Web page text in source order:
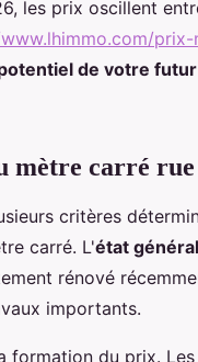
les prix oscillent
prix-
de votre
mètre carré
critères
carré. L'état général
rénové
importants.
formation du prix.